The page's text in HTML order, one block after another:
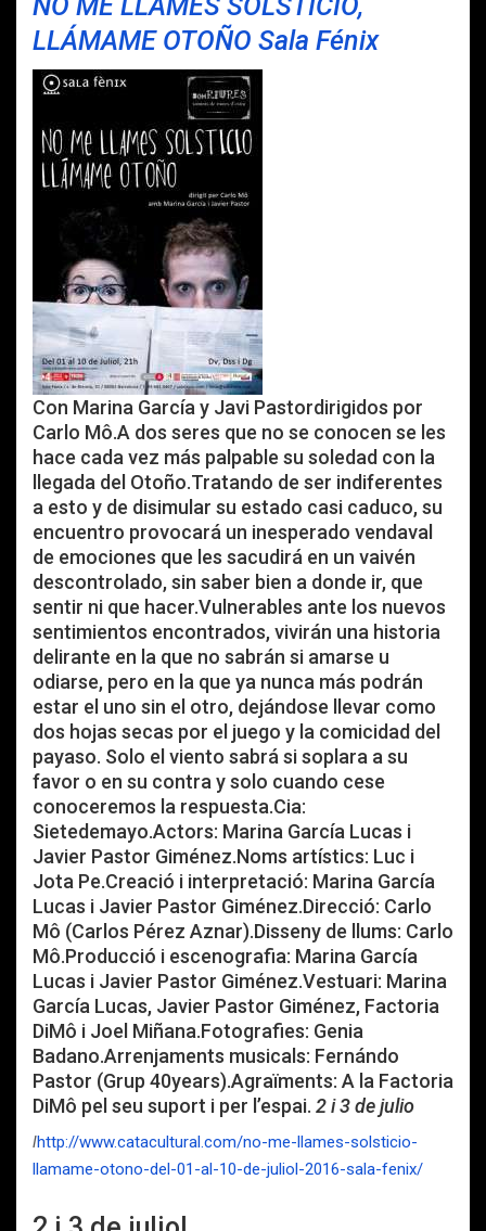
LLÁMAME OTOÑO Sala Fénix
Con Marina García y Javi Pastordirigidos por
Carlo Mô.A dos seres que no se conocen se les
hace cada vez más palpable su soledad con la
llegada del Otoño.Tratando de ser indiferentes
a esto y de disimular su estado casi caduco, su
encuentro provocará un inesperado vendaval
de emociones que les sacudirá en un vaivén
descontrolado, sin saber bien a donde ir, que
sentir ni que hacer.Vulnerables ante los nuevos
sentimientos encontrados, vivirán una historia
delirante en la que no sabrán si amarse u
odiarse, pero en la que ya nunca más podrán
estar el uno sin el otro, dejándose llevar como
dos hojas secas por el juego y la comicidad del
payaso. Solo el viento sabrá si soplara a su
favor o en su contra y solo cuando cese
conoceremos la respuesta.Cia:
Sietedemayo.Actors: Marina García Lucas i
Javier Pastor Giménez.Noms artístics: Luc i
Jota Pe.Creació i interpretació: Marina García
Lucas i Javier Pastor Giménez.Direcció: Carlo
Mô (Carlos Pérez Aznar).Disseny de llums: Carlo
Mô.Producció i escenografia: Marina García
Lucas i Javier Pastor Giménez.Vestuari: Marina
García Lucas, Javier Pastor Giménez, Factoria
DiMô i Joel Miñana.Fotografies: Genia
Badano.Arrenjaments musicals: Fernándo
Pastor (Grup 40years).Agraïments: A la Factoria
DiMô pel seu suport i per l’espai. 2 i 3 de julio
lhttp://www.catacultural.com/no-me-llames-solsticio-
llamame-otono-del-01-al-10-de-juliol-2016-sala-fenix/